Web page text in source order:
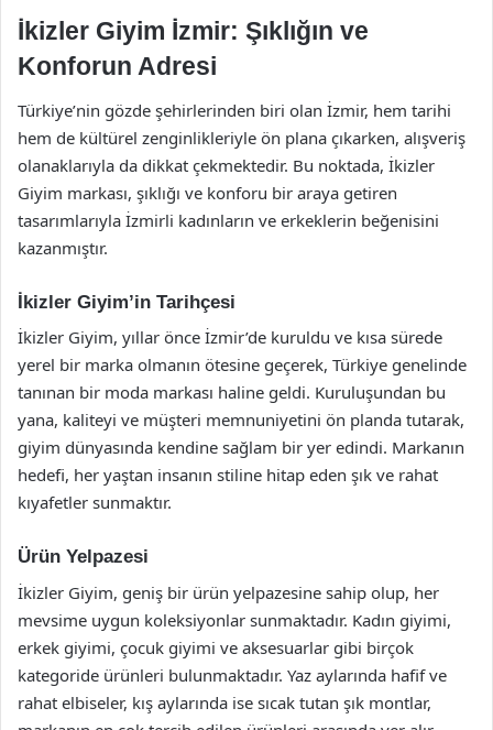
İkizler Giyim İzmir: Şıklığın ve
Konforun Adresi
Türkiye’nin gözde şehirlerinden biri olan İzmir, hem tarihi
hem de kültürel zenginlikleriyle ön plana çıkarken, alışveriş
olanaklarıyla da dikkat çekmektedir. Bu noktada, İkizler
Giyim markası, şıklığı ve konforu bir araya getiren
tasarımlarıyla İzmirli kadınların ve erkeklerin beğenisini
kazanmıştır.
İkizler Giyim’in Tarihçesi
İkizler Giyim, yıllar önce İzmir’de kuruldu ve kısa sürede
yerel bir marka olmanın ötesine geçerek, Türkiye genelinde
tanınan bir moda markası haline geldi. Kuruluşundan bu
yana, kaliteyi ve müşteri memnuniyetini ön planda tutarak,
giyim dünyasında kendine sağlam bir yer edindi. Markanın
hedefi, her yaştan insanın stiline hitap eden şık ve rahat
kıyafetler sunmaktır.
Ürün Yelpazesi
İkizler Giyim, geniş bir ürün yelpazesine sahip olup, her
mevsime uygun koleksiyonlar sunmaktadır. Kadın giyimi,
erkek giyimi, çocuk giyimi ve aksesuarlar gibi birçok
kategoride ürünleri bulunmaktadır. Yaz aylarında hafif ve
rahat elbiseler, kış aylarında ise sıcak tutan şık montlar,